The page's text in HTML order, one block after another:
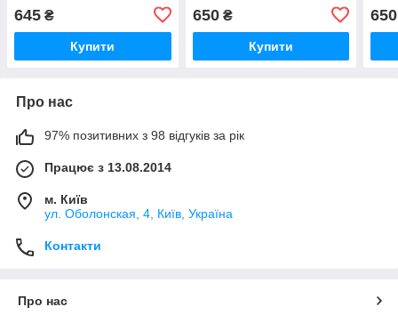
645 ₴
Купити
650₴
Купити
650
Про нас
97% позитивних з 98 відгуків за рік
Працює з 13.08.2014
м. Київ
ул. Оболонская, 4, Київ, Україна
Контакти
Про нас